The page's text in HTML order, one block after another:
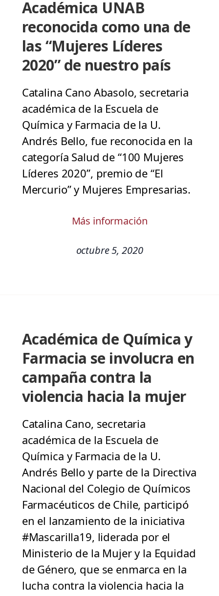
Académica UNAB
reconocida como una de
las “Mujeres Líderes
2020” de nuestro país
Catalina Cano Abasolo, secretaria
académica de la Escuela de
Química y Farmacia de la U.
Andrés Bello, fue reconocida en la
categoría Salud de “100 Mujeres
Líderes 2020”, premio de “El
Mercurio” y Mujeres Empresarias.
Más información
octubre 5, 2020
Académica de Química y
Farmacia se involucra en
campaña contra la
violencia hacia la mujer
Catalina Cano, secretaria
académica de la Escuela de
Química y Farmacia de la U.
Andrés Bello y parte de la Directiva
Nacional del Colegio de Químicos
Farmacéuticos de Chile, participó
en el lanzamiento de la iniciativa
#Mascarilla19, liderada por el
Ministerio de la Mujer y la Equidad
de Género, que se enmarca en la
lucha contra la violencia hacia la